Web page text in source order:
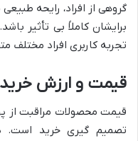
گروهی از افراد، رایحه
برایشان کاملاً بی تأثیر
تجربه کاربری افراد مختلف
قیمت و ارزش خرید
قیمت محصولات مراقبت از
تصمیم گیری خرید است.